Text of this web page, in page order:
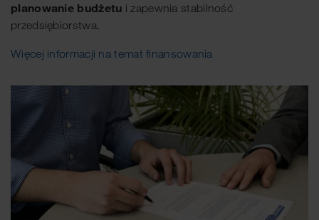
planowanie budżetu i zapewnia stabilność
przedsiębiorstwa.
Więcej informacji na temat finansowania